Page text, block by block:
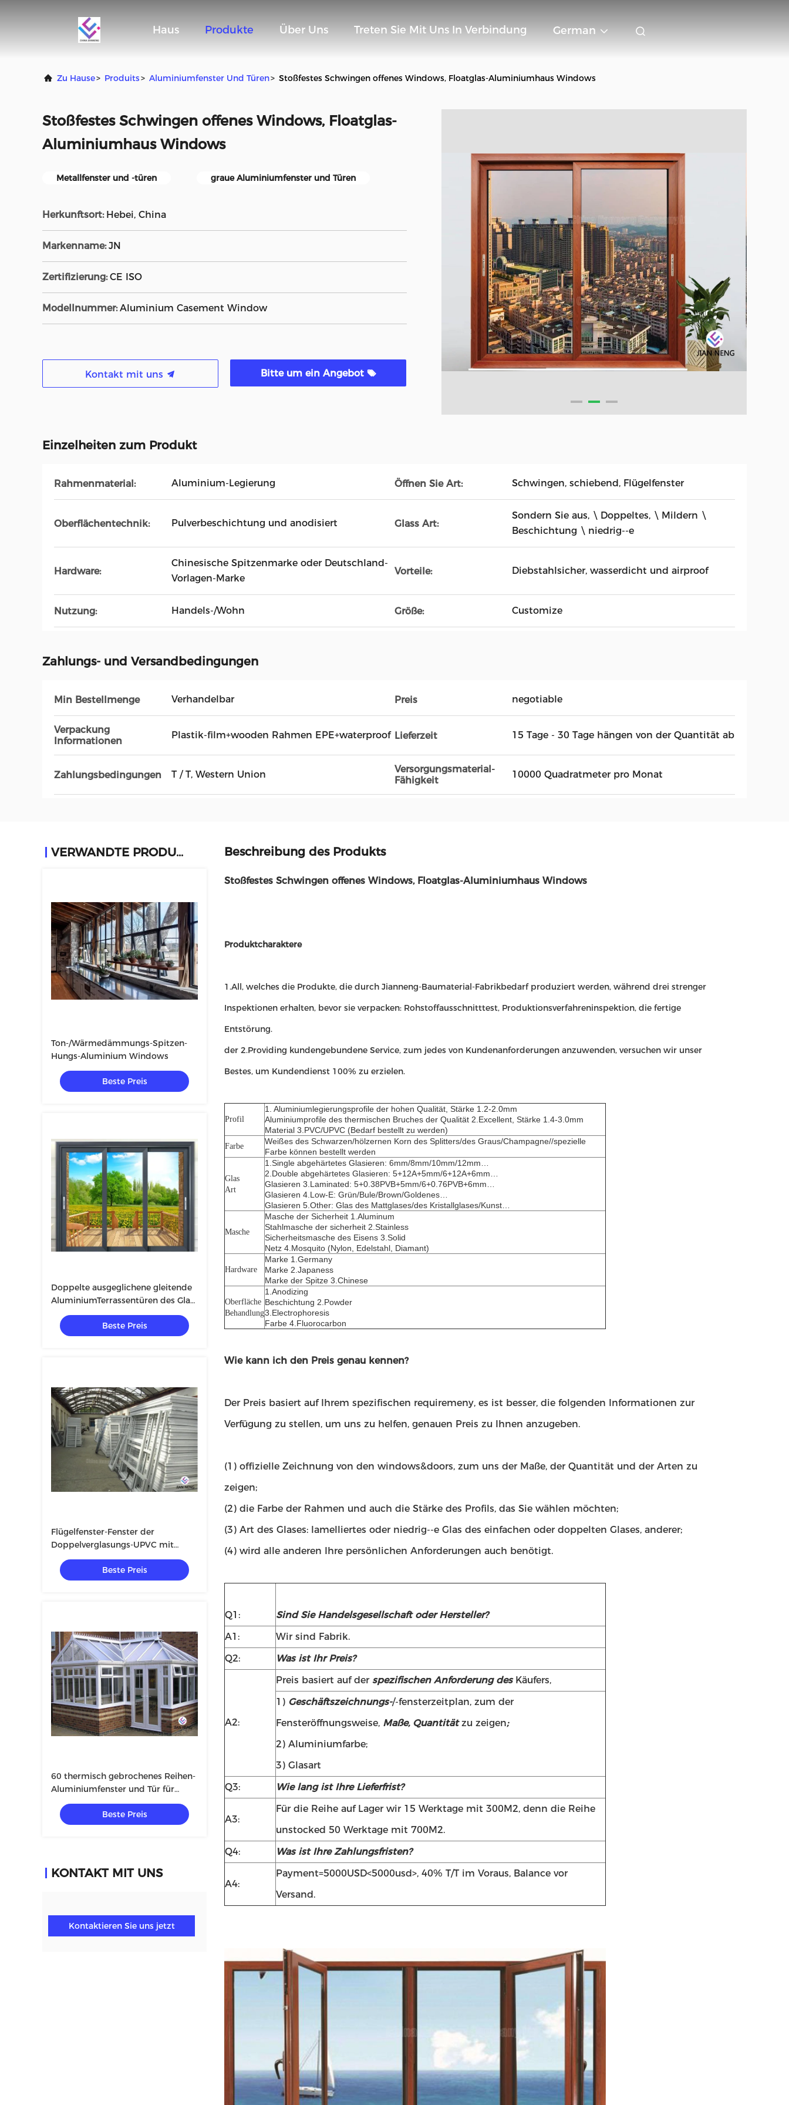
Haus Produkte Über Uns Treten Sie Mit Uns In Verbindung German
Zu Hause> Produits> Aluminiumfenster Und Türen> Stoßfestes Schwingen offenes Windows, Floatglas-Aluminiumhaus Windows
Stoßfestes Schwingen offenes Windows, Floatglas-
Aluminiumhaus Windows
Metallfenster und -türen graue Aluminiumfenster und Türen
Herkunftsort: Hebei, China
Markenname: JN
Zertifizierung: CE ISO
Modellnummer: Aluminium Casement Window
Kontakt mit uns Bitte um ein Angebot
Einzelheiten zum Produkt
Rahmenmaterial: Aluminium-Legierung Öffnen Sie Art: Schwingen, schiebend, Flügelfenster
Oberflächentechnik: Pulverbeschichtung und anodisiert Glass Art:
Sondern Sie aus, \ Doppeltes, \ Mildern \
Beschichtung \ niedrig--e
Hardware:
Chinesische Spitzenmarke oder Deutschland-
Vorlagen-Marke
Vorteile: Diebstahlsicher, wasserdicht und airproof
Nutzung: Handels-/Wohn Größe: Customize
Zahlungs- und Versandbedingungen
Min Bestellmenge Verhandelbar Preis negotiable
Verpackung
Informationen
Plastik-film+wooden Rahmen EPE+waterproof Lieferzeit 15 Tage - 30 Tage hängen von der Quantität ab
Zahlungsbedingungen T / T, Western Union
Versorgungsmaterial-
Fähigkeit
10000 Quadratmeter pro Monat
VERWANDTE PRODUKTE
Ton-/Wärmedämmungs-Spitzen-
Hungs-Aluminium Windows
Beste Preis
Doppelte ausgeglichene gleitende
AluminiumTerrassentüren des Glas-
3.0mm
Beste Preis
Flügelfenster-Fenster der
Doppelverglasungs-UPVC mit
Moskito
Beste Preis
60 thermisch gebrochenes Reihen-
Aluminiumfenster und Tür für
Landhaus mit ausgeglichenem Glas
5+12A+5mmBeste Preis
KONTAKT MIT UNS
Kontaktieren Sie uns jetzt
Beschreibung des Produkts
Stoßfestes Schwingen offenes Windows, Floatglas-Aluminiumhaus Windows
Produktcharaktere
1.All, welches die Produkte, die durch Jianneng-Baumaterial-Fabrikbedarf produziert werden, während drei strenger
Inspektionen erhalten, bevor sie verpacken: Rohstoffausschnitttest, Produktionsverfahreninspektion, die fertige
Entstörung.
der 2.Providing kundengebundene Service, zum jedes von Kundenanforderungen anzuwenden, versuchen wir unser
Bestes, um Kundendienst 100% zu erzielen.
Profil
1. Aluminiumlegierungsprofile der hohen Qualität, Stärke 1.2-2.0mm
Aluminiumprofile des thermischen Bruches der Qualität 2.Excellent, Stärke 1.4-3.0mm
Material 3.PVC/UPVC (Bedarf bestellt zu werden)
Farbe
Weißes des Schwarzen/hölzernen Korn des Splitters/des Graus/Champagne//spezielle
Farbe können bestellt werden
Glas
Art
1.Single abgehärtetes Glasieren: 6mm/8mm/10mm/12mm…
2.Double abgehärtetes Glasieren: 5+12A+5mm/6+12A+6mm…
Glasieren 3.Laminated: 5+0.38PVB+5mm/6+0.76PVB+6mm…
Glasieren 4.Low-E: Grün/Bule/Brown/Goldenes…
Glasieren 5.Other: Glas des Mattglases/des Kristallglases/Kunst…
Masche
Masche der Sicherheit 1.Aluminum
Stahlmasche der sicherheit 2.Stainless
Sicherheitsmasche des Eisens 3.Solid
Netz 4.Mosquito (Nylon, Edelstahl, Diamant)
Hardware
Marke 1.Germany
Marke 2.Japaness
Marke der Spitze 3.Chinese
Oberfläche
Behandlung
1.Anodizing
Beschichtung 2.Powder
3.Electrophoresis
Farbe 4.Fluorocarbon
Wie kann ich den Preis genau kennen?
Der Preis basiert auf Ihrem spezifischen requiremeny, es ist besser, die folgenden Informationen zur
Verfügung zu stellen, um uns zu helfen, genauen Preis zu Ihnen anzugeben.
(1) offizielle Zeichnung von den windows&doors, zum uns der Maße, der Quantität und der Arten zu
zeigen;
(2) die Farbe der Rahmen und auch die Stärke des Profils, das Sie wählen möchten;
(3) Art des Glases: lamelliertes oder niedrig--e Glas des einfachen oder doppelten Glases, anderer;
(4) wird alle anderen Ihre persönlichen Anforderungen auch benötigt.
Q1:
Sind Sie Handelsgesellschaft oder Hersteller?
A1:
Wir sind Fabrik.
Q2:
Was ist Ihr Preis?
A2:
Preis basiert auf der spezifischen Anforderung desKäufers,
1) Geschäftszeichnungs-/-fensterzeitplan, zum der
Fensteröffnungsweise, Maße, Quantitätzu zeigen;
2) Aluminiumfarbe;
3) Glasart
Q3:
Wie lang ist Ihre Lieferfrist?
A3:
Für die Reihe auf Lager wir 15 Werktage mit 300M2, denn die Reihe
unstocked 50 Werktage mit 700M2.
Q4:
Was ist Ihre Zahlungsfristen?
A4:
Payment=5000USD<5000usd>, 40% T/T im Voraus, Balance vor
Versand.